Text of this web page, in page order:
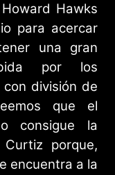
Hawks
para acercar
una gran
por los
división de
que el
consigue la
porque,
encuentra a la